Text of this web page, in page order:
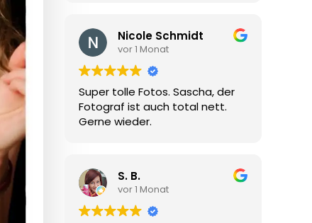
einzelne seiner Bilder verliebt.
Super Fotograf für Anfänger
und erfahrene Models. Er geht
auf die Wünsche des Models
ein und unterstützt wo Hilfe
benötigt wird.
Klare Empfehlung für jeden der
außergewöhnliches Shooting
Erlebnis hat.
Nicole Schmidt
vor 1 Monat
Super tolle Fotos. Sascha, der
Fotograf ist auch total nett.
Gerne wieder.
S. B.
vor 1 Monat